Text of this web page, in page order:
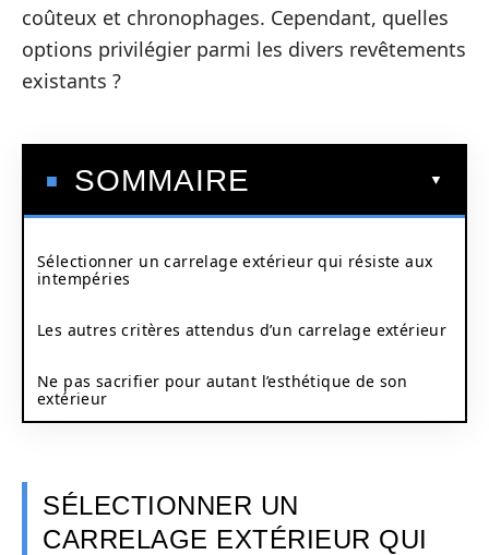
coûteux et chronophages. Cependant, quelles
options privilégier parmi les divers revêtements
existants ?
SOMMAIRE
Sélectionner un carrelage extérieur qui résiste aux
intempéries
Les autres critères attendus d’un carrelage extérieur
Ne pas sacrifier pour autant l’esthétique de son
extérieur
SÉLECTIONNER UN
CARRELAGE EXTÉRIEUR QUI